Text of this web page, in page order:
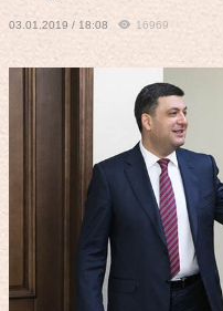
03.01.2019 / 18:08 16969